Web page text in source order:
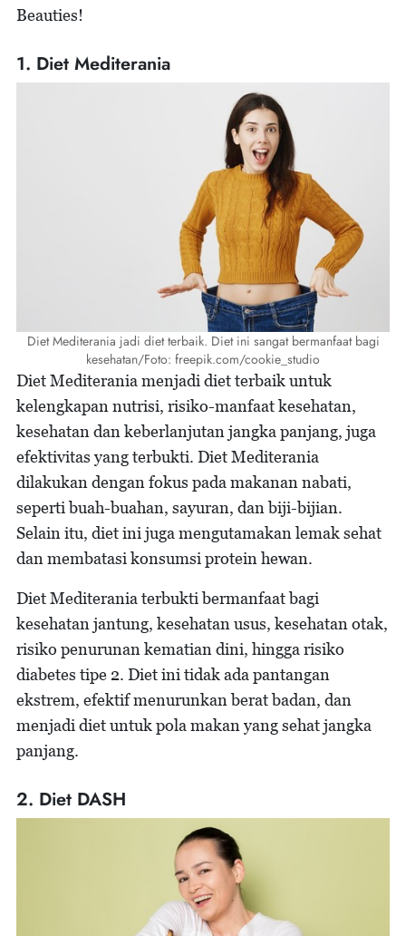
Beauties!
1. Diet Mediterania
Diet Mediterania jadi diet terbaik. Diet ini sangat bermanfaat bagi
kesehatan/Foto: freepik.com/cookie_studio
Diet Mediterania menjadi diet terbaik untuk
kelengkapan nutrisi, risiko-manfaat kesehatan,
kesehatan dan keberlanjutan jangka panjang, juga
efektivitas yang terbukti. Diet Mediterania
dilakukan dengan fokus pada makanan nabati,
seperti buah-buahan, sayuran, dan biji-bijian.
Selain itu, diet ini juga mengutamakan lemak sehat
dan membatasi konsumsi protein hewan.
Diet Mediterania terbukti bermanfaat bagi
kesehatan jantung, kesehatan usus, kesehatan otak,
risiko penurunan kematian dini, hingga risiko
diabetes tipe 2. Diet ini tidak ada pantangan
ekstrem, efektif menurunkan berat badan, dan
menjadi diet untuk pola makan yang sehat jangka
panjang.
2. Diet DASH